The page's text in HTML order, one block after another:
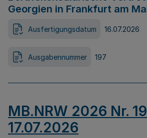
Georgien in Frankfurt am
Ausfertigungsdatum 16.07.2026
Ausgabennummer 197
MB.NRW 2026 Nr.
17.07.2026